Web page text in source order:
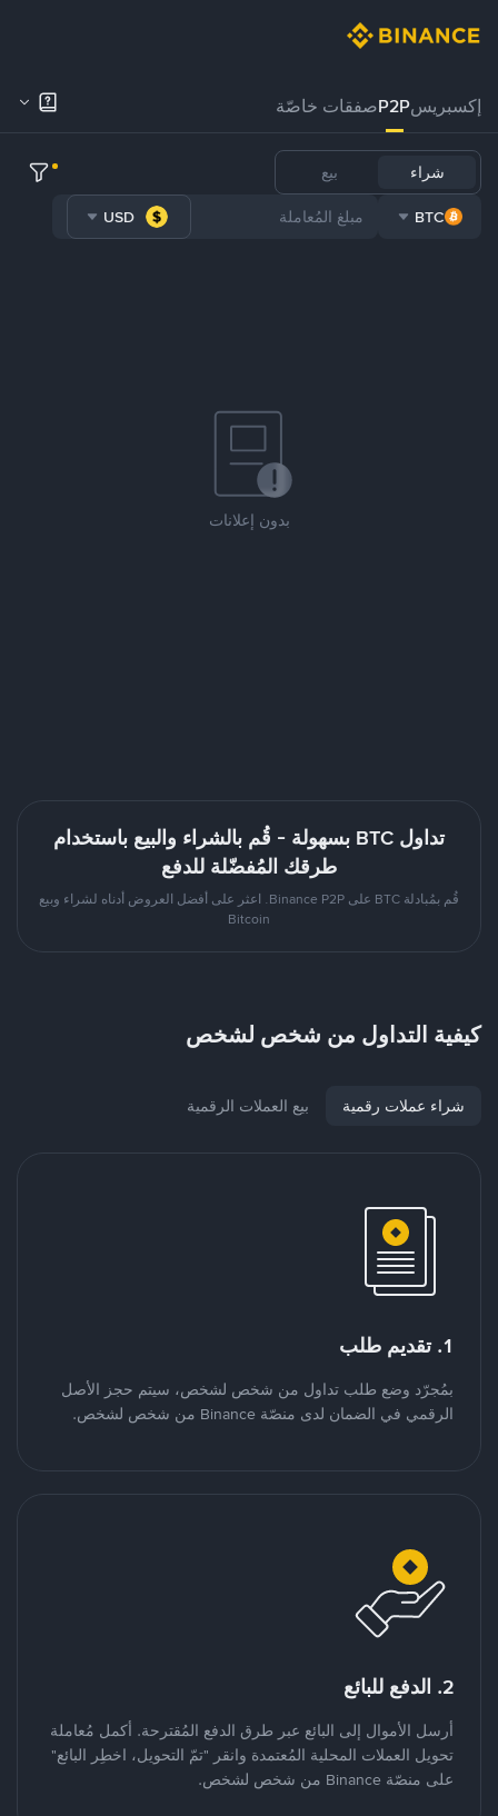
إكسبريسP2Pصفقات خاصّة
شراء بيع
BTC
USD
بدون إعلانات
تداول BTC بسهولة - قُم بالشراء والبيع باستخدام
طرقك المُفضّلة للدفع
قُم بمُبادلة BTC على Binance P2P. اعثر على أفضل العروض أدناه لشراء وبيع
Bitcoin
كيفية التداول من شخص لشخص
شراء عملات رقمية بيع العملات الرقمية
1. تقديم طلب
بمُجرّد وضع طلب تداول من شخص لشخص، سيتم حجز الأصل
الرقمي في الضمان لدى منصّة Binance من شخص لشخص.
2. الدفع للبائع
أرسل الأموال إلى البائع عبر طرق الدفع المُقترحة. أكمل مُعاملة
تحويل العملات المحلية المُعتمدة وانقر "تمّ التحويل، اخطِر البائع"
على منصّة Binance من شخص لشخص.